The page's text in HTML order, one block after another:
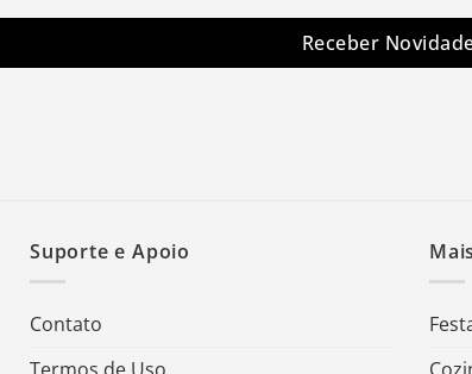
Receber
Suporte e Apoio
Contato